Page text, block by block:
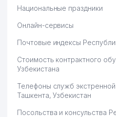
Национальные праздники
Онлайн-сервисы
Почтовые индексы
Стоимость контрактного
Узбекистана
Телефоны служб
Ташкента, Узбекистан
Посольства и консульства